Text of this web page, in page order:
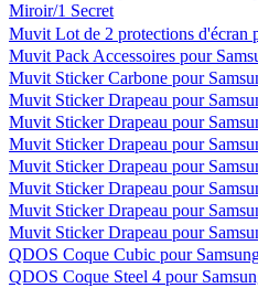
Miroir/1 Secret
Muvit Lot de 2 protections d'écran
Muvit Pack Accessoires pour
Muvit Sticker Carbone pour
Muvit Sticker Drapeau pour
Muvit Sticker Drapeau pour
Muvit Sticker Drapeau pour
Muvit Sticker Drapeau pour
Muvit Sticker Drapeau pour
Muvit Sticker Drapeau pour
Muvit Sticker Drapeau pour
QDOS Coque Cubic pour
QDOS Coque Steel 4 pour